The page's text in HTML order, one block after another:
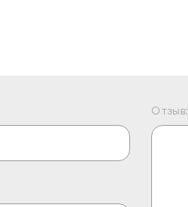
Отзыв: